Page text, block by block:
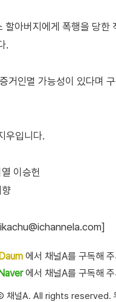
할아버지에게 폭행을 당한
.
거인멸 가능성이 있다며
우입니다.
이승헌
에서 채널A를 구독해 주
에서 채널A를 구독해 주
널A. All rights reserved.